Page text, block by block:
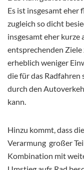
Es ist insgesamt
zugleich so dicht
insgesamt eher kurze
entsprechenden Ziele
erheblich weniger
die für das
durch den
kann.
Hinzu kommt, dass
Verarmung großer
Kombination mit